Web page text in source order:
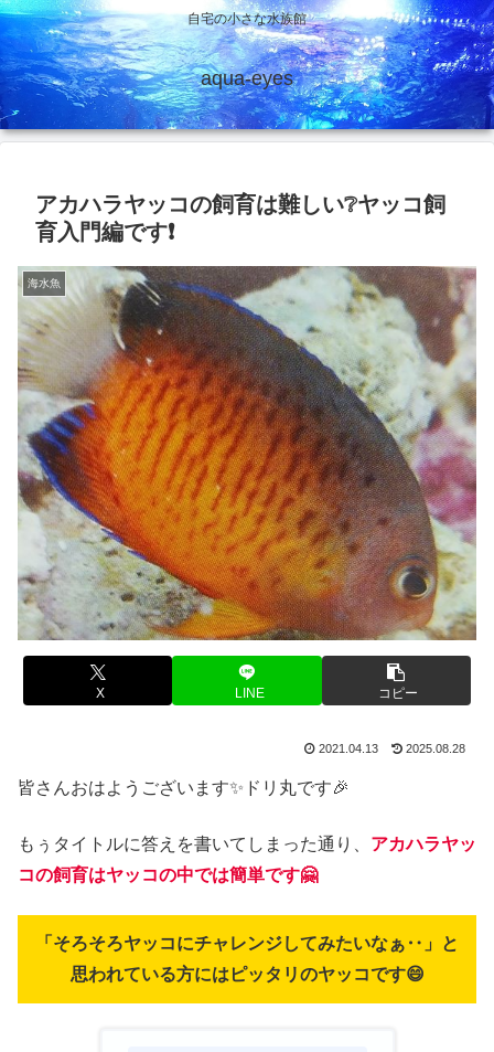
自宅の小さな水族館
aqua-eyes
アカハラヤッコの飼育は難しい❔ヤッコ飼
育入門編です❗
海水魚
X LINE コピー
2021.04.13 2025.08.28
皆さんおはようございます✨ドリ丸です🎉
もぅタイトルに答えを書いてしまった通り、 アカハラヤッ
コの飼育はヤッコの中では簡単です🤗
「そろそろヤッコにチャレンジしてみたいなぁ‥」と
思われている方にはピッタリのヤッコです😄